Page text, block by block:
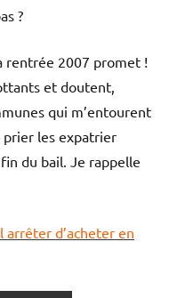
?
rentrée 2007 promet !
et doutent,
qui m’entourent
prier les expatrier
du bail. Je rappelle
d’acheter en